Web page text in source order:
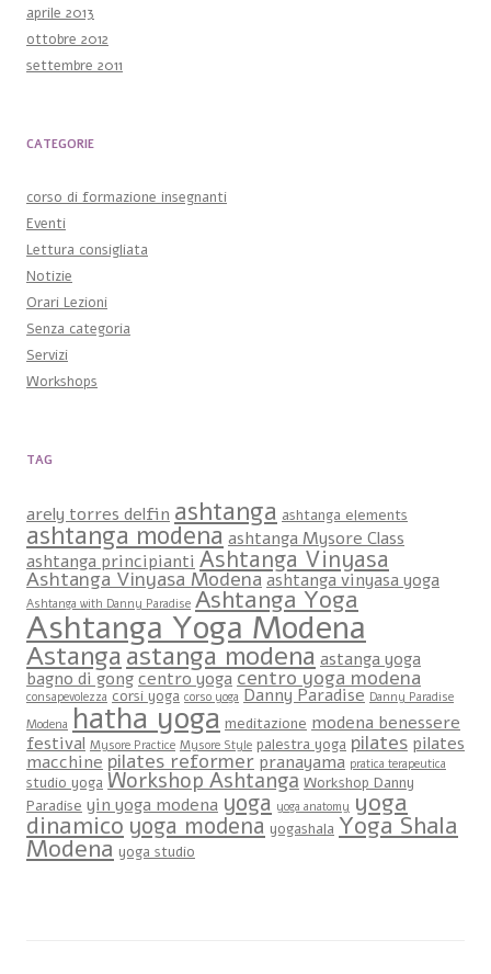
aprile 2013
ottobre 2012
settembre 2011
CATEGORIE
corso di formazione insegnanti
Eventi
Lettura consigliata
Notizie
Orari Lezioni
Senza categoria
Servizi
Workshops
TAG
arely torres delfin ashtanga ashtanga elements
ashtanga modenaashtanga Mysore Class
ashtanga principianti Ashtanga Vinyasa
Ashtanga Vinyasa Modenaashtanga vinyasa yoga
Ashtanga with Danny Paradise Ashtanga Yoga
Ashtanga Yoga Modena
Astangaastanga modena astanga yoga
bagno di gongcentro yogacentro yoga modena
consapevolezza corsi yoga corso yoga Danny Paradise Danny Paradise
Modena hatha yoga meditazione modena benessere
festival Mysore Practice Mysore Style palestra yoga pilates pilates
macchine pilates reformer pranayama pratica terapeutica
studio yoga Workshop Ashtanga Workshop Danny
Paradise yin yoga modena yoga yoga anatomy yoga
dinamico yoga modena yogashala Yoga Shala
Modena yoga studio